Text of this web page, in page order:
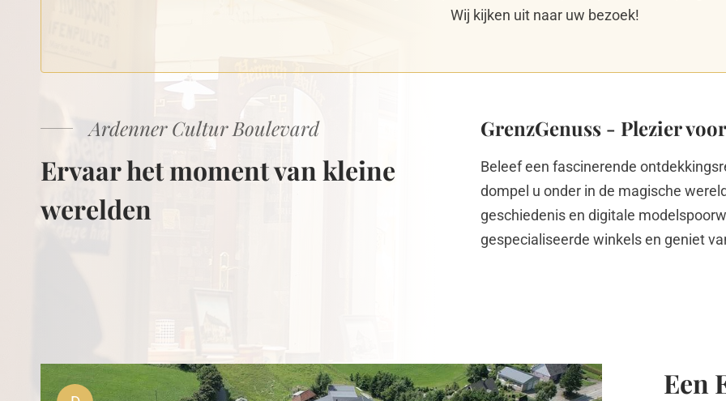
Wij kijken uit naar uw bezoek!
Ardenner Cultur Boulevard
Ervaar het moment van kleine
werelden
GrenzGenuss - Plezier
Beleef een fascinerende
dompel u onder in de magische
geschiedenis en digitale
gespecialiseerde winkels en geniet
Een